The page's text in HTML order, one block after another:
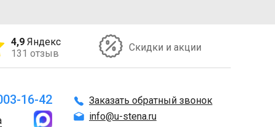
4,9 Яндекс
131 отзыв
Скидки и акции
16-42
Заказать обратный звонок
info@u-stena.ru